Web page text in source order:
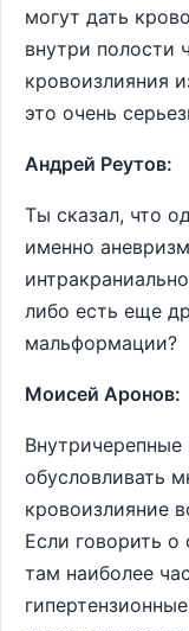
могут дать
внутри полости
кровоизлияния
это очень
Андрей Реутов:
Ты сказал, что
именно
либо есть еще
мальформации?
Моисей Аронов:
Внутричерепные
обусловливать
кровоизлияние
Если говорить о
там наиболее